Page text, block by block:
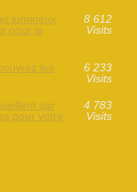
lumineux
pour le
8 612
Visits
les
6 233
Visits
sur
pour votre
4 783
Visits